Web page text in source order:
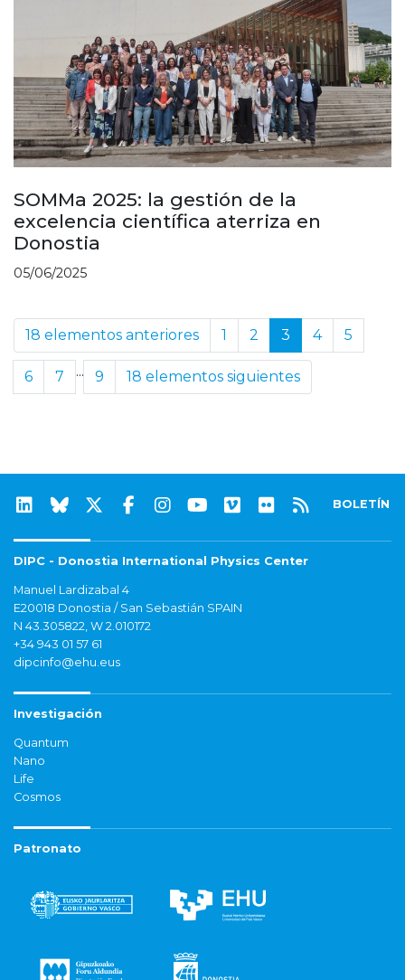
SOMMa 2025: la gestión de la
excelencia científica aterriza en
Donostia
05/06/2025
18 elementos anteriores 1 2 3 4 5
6 7 ... 9 18 elementos siguientes
BOLETÍN
DIPC - Donostia International Physics Center
Manuel Lardizabal 4
E20018 Donostia / San Sebastián SPAIN
N 43.305822, W 2.010172
+34 943 01 57 61
dipcinfo@ehu.eus
Investigación
Quantum
Nano
Life
Cosmos
Patronato